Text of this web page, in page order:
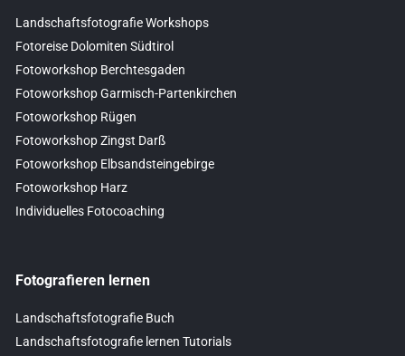
Landschaftsfotografie Workshops
Fotoreise Dolomiten Südtirol
Fotoworkshop Berchtesgaden
Fotoworkshop Garmisch-Partenkirchen
Fotoworkshop Rügen
Fotoworkshop Zingst Darß
Fotoworkshop Elbsandsteingebirge
Fotoworkshop Harz
Individuelles Fotocoaching
Fotografieren lernen
Landschaftsfotografie Buch
Landschaftsfotografie lernen Tutorials